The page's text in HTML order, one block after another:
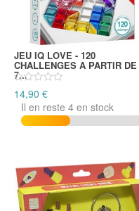
JEU IQ LOVE - 120
CHALLENGES A PARTIR DE
7...
14,90 €
Il en reste 4 en stock